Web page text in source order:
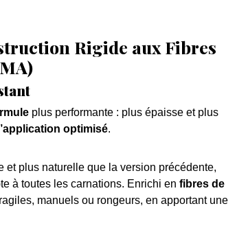
Rigide aux Fibres
plus performante : plus épaisse et plus
optimisé.
et plus naturelle que la version précédente,
à toutes les carnations. Enrichi en fibres de
manuels ou rongeurs, en apportant une